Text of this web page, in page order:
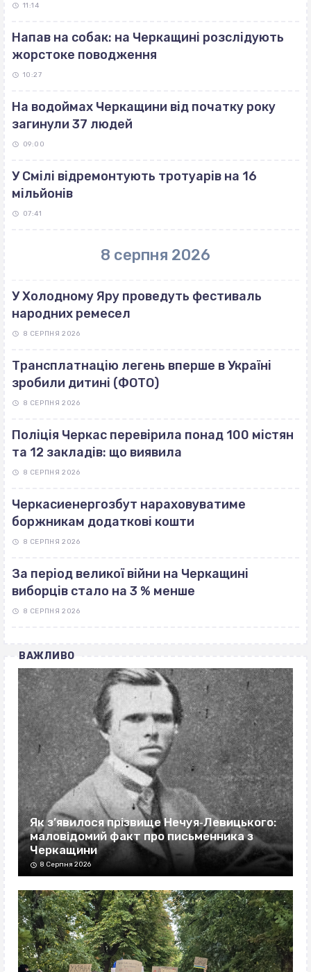
11:14
Напав на собак: на Черкащині розслідують
жорстоке поводження
10:27
На водоймах Черкащини від початку року
загинули 37 людей
09:00
У Смілі відремонтують тротуарів на 16
мільйонів
07:41
8 серпня 2026
У Холодному Яру проведуть фестиваль
народних ремесел
8 СЕРПНЯ 2026
Трансплатнацію легень вперше в Україні
зробили дитині (ФОТО)
8 СЕРПНЯ 2026
Поліція Черкас перевірила понад 100 містян
та 12 закладів: що виявила
8 СЕРПНЯ 2026
Черкасиенергозбут нараховуватиме
боржникам додаткові кошти
8 СЕРПНЯ 2026
За період великої війни на Черкащині
виборців стало на 3 % менше
8 СЕРПНЯ 2026
ВАЖЛИВО
Як з’явилося прізвище Нечуя‐Левицького:
маловідомий факт про письменника з
Черкащини
8 Серпня 2026